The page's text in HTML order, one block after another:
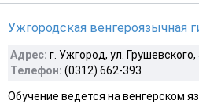
Ужгородская венгероязычная
Адрес: г. Ужгород, ул. Грушевского,
Телефон: (0312) 662-393
Обучение ведется на венгерском